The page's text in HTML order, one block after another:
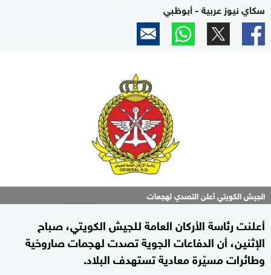
سكاي نيوز عربية - أبوظبي
الجيش الكويتي أعلن التصدي لهجمات
أعلنت رئاسة الأركان العامة للجيش الكويتي، صباح
الإثنين، أن الدفاعات الجوية تصدت لهجمات صاروخية
وطائرات مسيّرة معادية تستهدف البلاد.